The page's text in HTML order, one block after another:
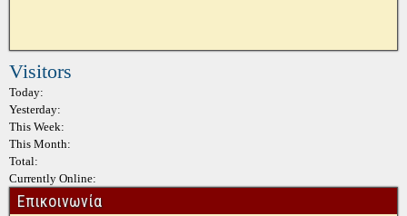
Visitors
Today:
Yesterday:
This Week:
This Month:
Total:
Currently Online:
Επικοινωνία